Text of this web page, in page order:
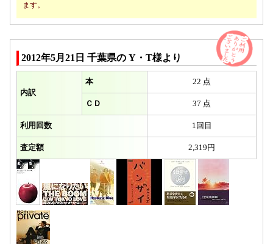
ます。
2012年5月21日 千葉県の Y・T様より
内訳
本 22 点
ＣＤ 37 点
利用回数 1回目
査定額 2,319円